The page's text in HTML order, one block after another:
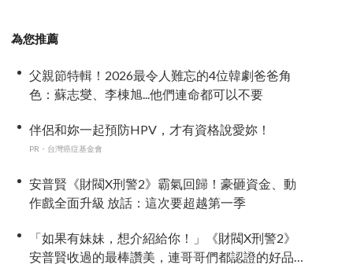
為您推薦
父親節特輯！2026最令人難忘的4位韓劇爸爸角
色：蘇志燮、李棟旭...他們連命都可以不要
伴侶和妳一起預防HPV，才有資格說愛妳！
PR・台灣癌症基金會
安普賢《財閥X刑警2》霸氣回歸！豪砸資金、動
作戲全面升級 放話：這次要超越第一季
「如果有妹妹，想介紹給你！」《財閥X刑警2》
安普賢收過的最棒讚美，連哥哥們都認證的好品